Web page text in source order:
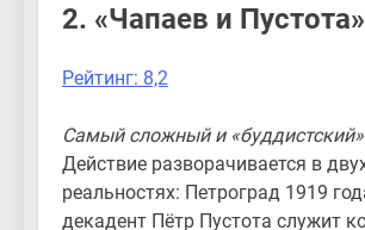
2. «Чапаев и
Рейтинг: 8,2
Самый сложный и
Действие разворачивается в
реальностях: Петроград 1919
декадент Пётр Пустота служит